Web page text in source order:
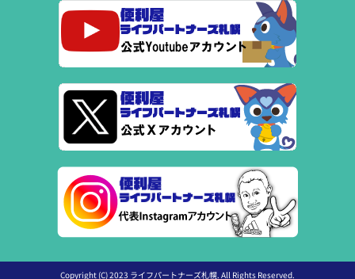
Copyright (C) 2023 ライフパートナーズ札幌. All Rights Reserved.